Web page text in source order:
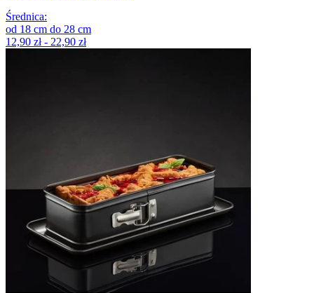
Średnica:
od 18 cm do 28 cm
12,90 zł - 22,90 zł